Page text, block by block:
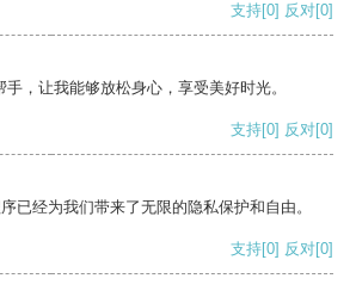
支持[0] 反对[0]
，让我能够放松身心，享受美好时光。
支持[0] 反对[0]
已经为我们带来了无限的隐私保护和自由。
支持[0] 反对[0]